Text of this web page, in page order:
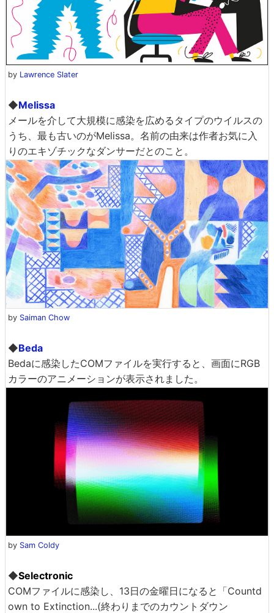
by Lawrence Slater
◆Melissa
メールを介して大規模に感染を広めるタイプのウイルスの
うち、最も古いのがMelissa。名前の由来は作者お気に入
りのエキゾチックなダンサーだとのこと。
by Saiman Chow
◆Beda
Bedaに感染したCOMファイルを実行すると、画面にRGB
カラーのアニメーションが表示されました。
by Sam Coldy
◆Selectronic
COMファイルに感染し、13日の金曜日になると「Countd
own to Extinction...(終わりまでのカウントダウン